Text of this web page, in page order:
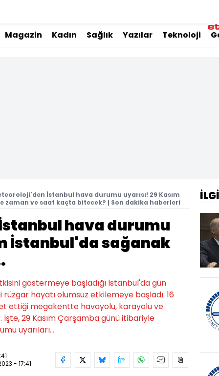
Magazin Kadın Sağlık Yazılar Teknoloji
İstanbul hava durumu uyarısı! 29 Kasım
zaman ve saat kaçta bitecek? | Son dakika haberleri
hava durumu
İstanbul'da sağanak
göstermeye başladığı İstanbul'da gün
hayatı olumsuz etkilemeye başladı. 16
ettiği megakentte havayolu, karayolu ve
29 Kasım Çarşamba günü itibariyle
uyarıları...
- 17:41